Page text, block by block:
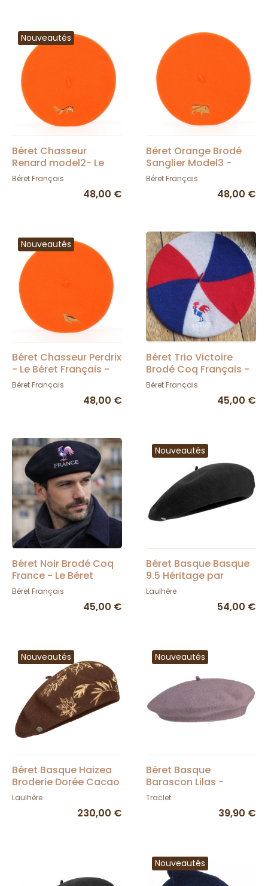
Nouveautés
Béret Chasseur
Renard model2- Le
Béret Français -
TRACLET
Béret Français
48,00 €
Béret Orange Brodé
Sanglier Model3 -
TRACLET
Béret Français
48,00 €
Nouveautés
Béret Chasseur Perdrix
- Le Béret Français -
TRACLET
Béret Français
48,00 €
Béret Trio Victoire
Brodé Coq Français -
Le Béret Français
Béret Français
45,00 €
Béret Noir Brodé Coq
France - Le Béret
Français
Béret Français
45,00 €
Nouveautés
Béret Basque Basque
9.5 Héritage par
Laulhère - Made in
Laulhère
54,00 €
Nouveautés
Béret Basque Haizea
Broderie Dorée Cacao
- Laulhère
Laulhère
230,00 €
Nouveautés
Béret Basque
Barascon Lilas -
Traclet
Traclet
39,90 €
Nouveautés